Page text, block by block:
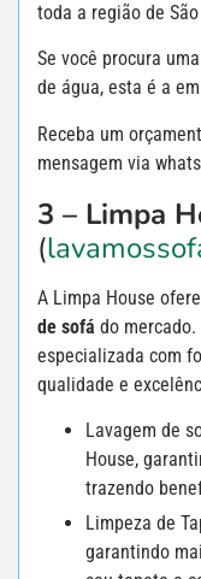
toda a região de
Se você procura
de água, esta é a
Receba um
mensagem via
3 – Limpa
(
A Limpa House
de sofá do
especializada com
qualidade e
Lavagem de
House,
trazendo
Limpeza de
garantindo